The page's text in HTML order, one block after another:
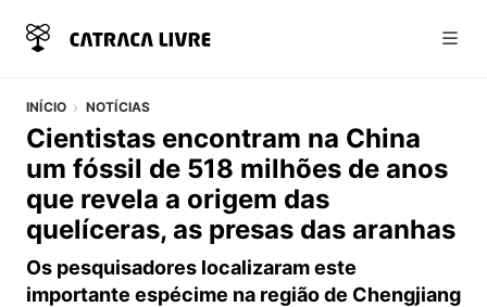
INÍCIO NOTÍCIAS
Cientistas encontram na China
um fóssil de 518 milhões de anos
que revela a origem das
quelíceras, as presas das aranhas
Os pesquisadores localizaram este
importante espécime na região de Chengjiang